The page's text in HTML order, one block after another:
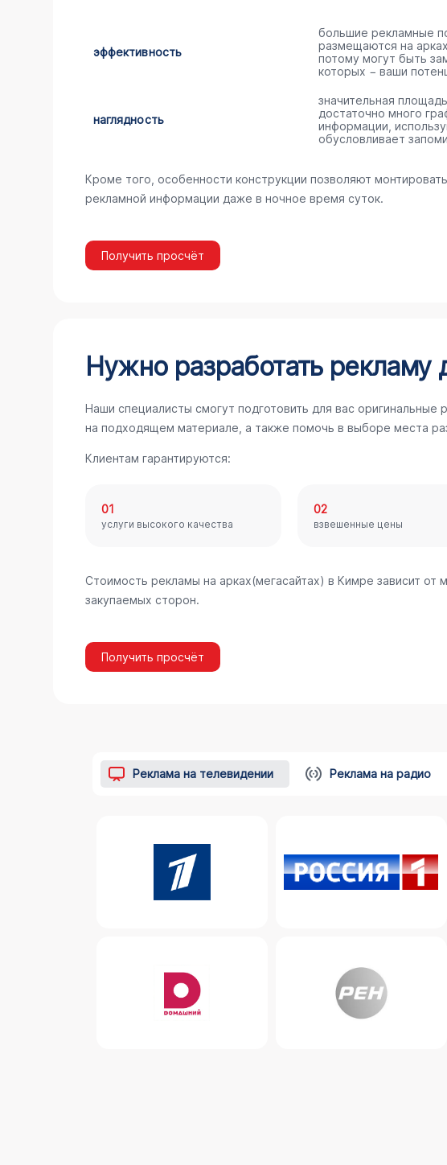
эффективность
большие рекламные
размещаются на
потому могут быть
которых − ваши
наглядность
значительная
достаточно много
информации,
обусловливает
Кроме того, особенности конструкции позволяют
рекламной информации даже в ночное время суток.
Получить просчёт
Нужно разработать рекламу
Наши специалисты смогут подготовить для вас оригинальные
на подходящем материале, а также помочь в выборе места
Клиентам гарантируются:
01
услуги высокого качества
02
взвешенные цены
Стоимость рекламы на арках(мегасайтах) в Кимре зависит
закупаемых сторон.
Получить просчёт
Реклама на телевидении Реклама на радио